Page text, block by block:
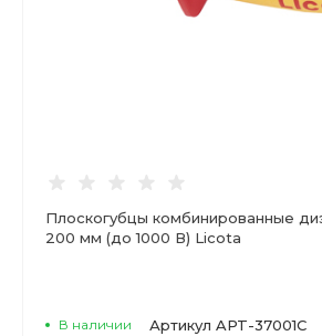
Плоскогубцы комбинированные
200 мм (до 1000 В) Licota
В наличии Артикул APT-37001C